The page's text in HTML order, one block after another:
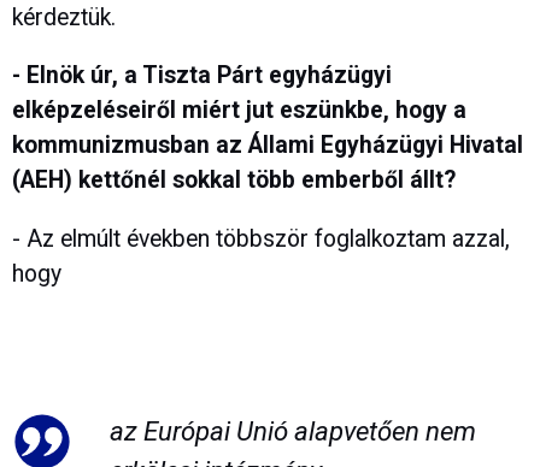
kérdeztük.
- Elnök úr, a Tiszta Párt egyházügyi
elképzeléseiről miért jut eszünkbe, hogy a
kommunizmusban az Állami Egyházügyi Hivatal
(AEH) kettőnél sokkal több emberből állt?
- Az elmúlt években többször foglalkoztam azzal,
hogy
az Európai Unió alapvetően nem